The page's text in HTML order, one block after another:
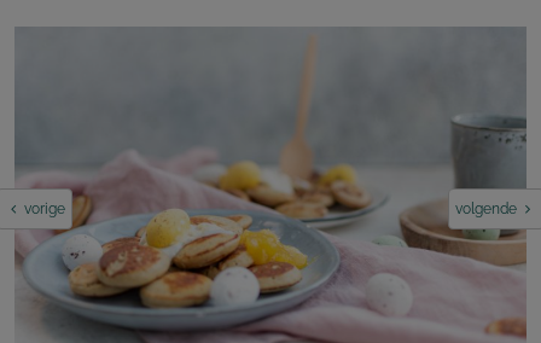
vorige volgende